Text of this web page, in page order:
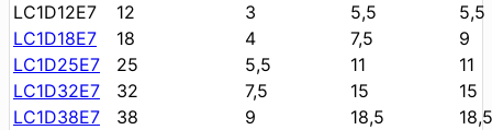
LC1D12E7
12 3 5,5
5,5
LC1D18E7
18 4 7,5
9
LC1D25E7
25 5,5 11
11
LC1D32E7
32 7,5 15
15
LC1D38E7
38 9 18,5
18,5